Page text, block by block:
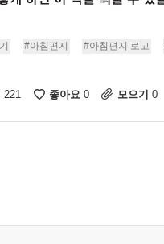
#아침편지 #아침편지 로고
221 좋아요 0 모으기 0